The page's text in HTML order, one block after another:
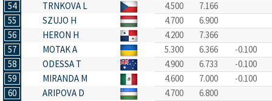
54
TRNKOVA L 4.500
7.166
55
SZUJO H 4.700
6.900
56
HERON H 4.200
7.366
57
MOTAK A 5.300 6.366
-0.100
58
ODESSA T 4.900 6.733
-0.100
59
MIRANDA M 4.600 7.000
-0.100
60
ARIPOVA D 4.700
6.800